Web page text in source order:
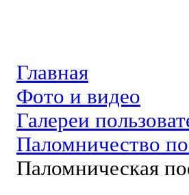
Главная
Фото и видео
Галереи
Паломничество
Паломническая